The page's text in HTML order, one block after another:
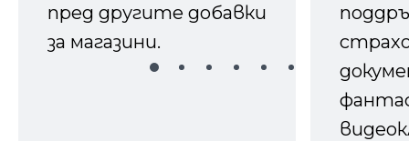
пред другите добавки
за магазини.